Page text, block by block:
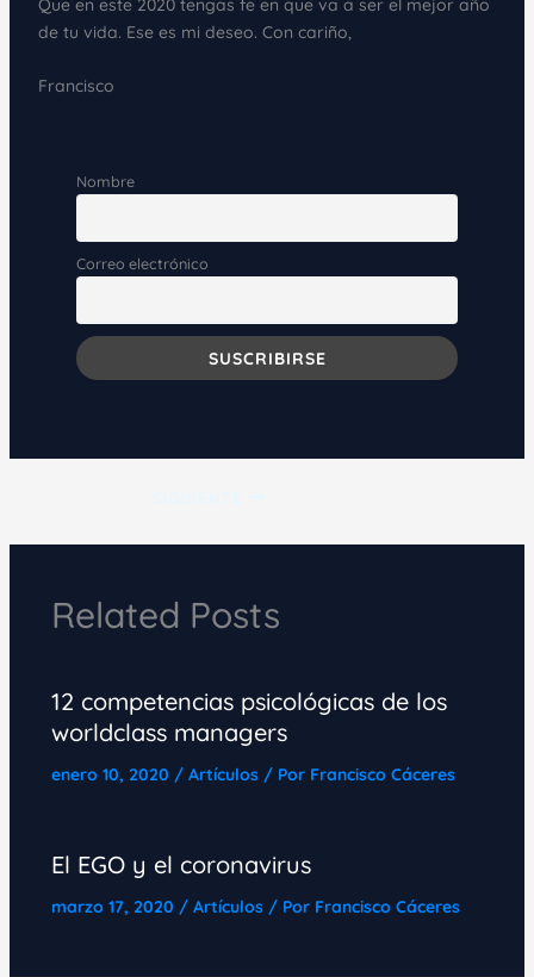
de tu vida. Ese es mi deseo. Con cariño,
Francisco
Nombre
Correo electrónico
Related Posts
12 competencias psicológicas de los
worldclass managers
enero 10, 2020 / Artículos/ Por Francisco Cáceres
El EGO y el coronavirus
marzo 17, 2020 / Artículos/ Por Francisco Cáceres